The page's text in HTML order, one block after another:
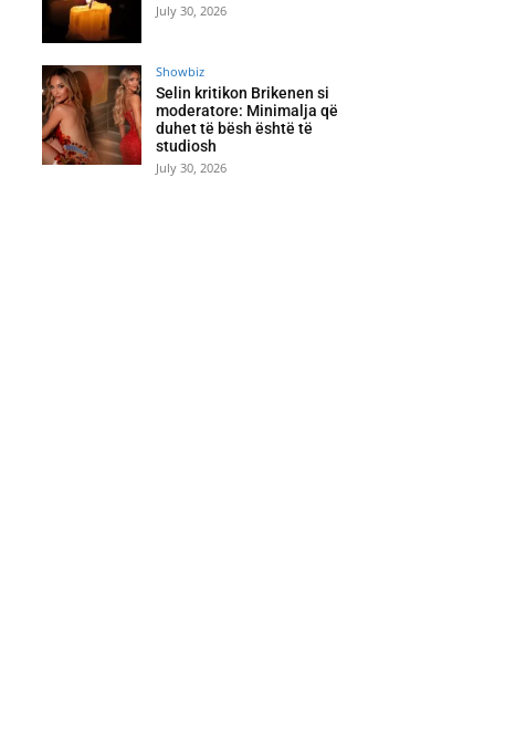
July 30, 2026
Showbiz
Selin kritikon Brikenen si
moderatore: Minimalja që
duhet të bësh është të
studiosh
July 30, 2026